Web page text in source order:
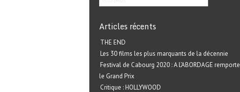
Articles récents
THE END
Les 30 films les plus marquants de la décennie
Festival de Cabourg 2020 : A L’ABORDAGE remporte
le Grand Prix
Critique : HOLLYWOOD